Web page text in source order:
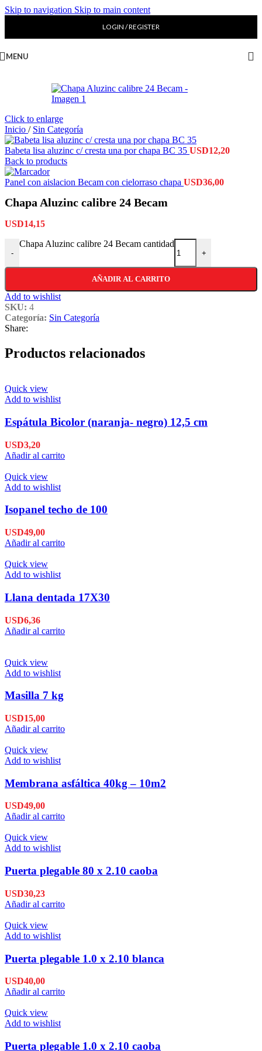
Skip to navigation Skip to main content
LOGIN / REGISTER
MENU
Click to enlarge
Inicio / Sin Categoría
Babeta lisa aluzinc c/ cresta una por chapa BC 35 USD12,20
Back to products
Panel con aislacion Becam con cielorraso chapa USD36,00
Chapa Aluzinc calibre 24 Becam
USD14,15
-
Chapa Aluzinc calibre 24 Becam cantidad
+
AÑADIR AL CARRITO
Add to wishlist
SKU: 4
Categoría: Sin Categoría
Share:
Productos relacionados
Quick view
Add to wishlist
Espátula Bicolor (naranja- negro) 12,5 cm
USD3,20
Añadir al carrito
Quick view
Add to wishlist
Isopanel techo de 100
USD49,00
Añadir al carrito
Quick view
Add to wishlist
Llana dentada 17X30
USD6,36
Añadir al carrito
Quick view
Add to wishlist
Masilla 7 kg
USD15,00
Añadir al carrito
Quick view
Add to wishlist
Membrana asfáltica 40kg – 10m2
USD49,00
Añadir al carrito
Quick view
Add to wishlist
Puerta plegable 80 x 2.10 caoba
USD30,23
Añadir al carrito
Quick view
Add to wishlist
Puerta plegable 1.0 x 2.10 blanca
USD40,00
Añadir al carrito
Quick view
Add to wishlist
Puerta plegable 1.0 x 2.10 caoba